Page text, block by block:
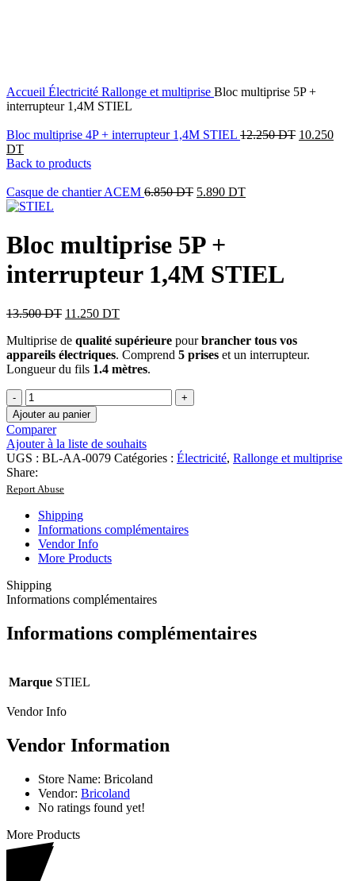
Accueil Électricité Rallonge et multiprise Bloc multiprise 5P +
interrupteur 1,4M STIEL
Bloc multiprise 4P + interrupteur 1,4M STIEL 12.250DT 10.250
DT
Back to products
Casque de chantier ACEM 6.850DT 5.890 DT
Bloc multiprise 5P +
interrupteur 1,4M STIEL
13.500DT 11.250 DT
Multiprise de qualité supérieure pourbrancher tous vos
appareils électriques. Comprend 5 prises et un interrupteur.
Longueur du fils 1.4 mètres.
quantité
de
Bloc
multiprise
5P
+
interrupteur
1,4M
STIEL
Ajouter au panier
Comparer
Ajouter à la liste de souhaits
UGS : BL-AA-0079 Catégories : Électricité, Rallonge et multiprise
Share:
Report Abuse
Shipping
Informations complémentaires
Vendor Info
More Products
Shipping
Informations complémentaires
Informations complémentaires
Marque STIEL
Vendor Info
Vendor Information
Store Name: Bricoland
Vendor: Bricoland
No ratings found yet!
More Products